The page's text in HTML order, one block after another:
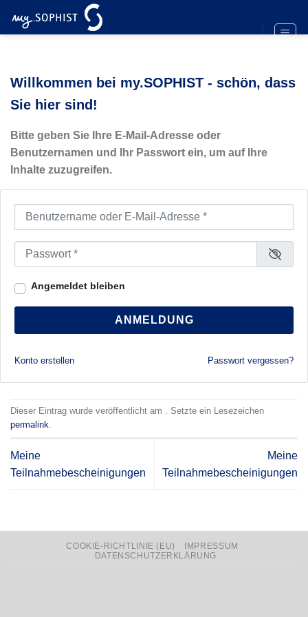
Inhalt
Willkommen bei my.SOPHIST - schön, dass
Sie hier sind!
Bitte geben Sie Ihre E-Mail-Adresse oder
Benutzernamen und Ihr Passwort ein, um auf Ihre
Inhalte zuzugreifen.
Benutzername oder E-Mail-Adresse
Passwort
Angemeldet bleiben
ANMELDUNG
Konto erstellen Passwort vergessen?
Dieser Eintrag wurde veröffentlicht am . Setzte ein Lesezeichen
permalink.
Meine
Teilnahmebescheinigungen
Meine
Teilnahmebescheinigungen
COOKIE-RICHTLINIE (EU)
IMPRESSUM
DATENSCHUTZERKLÄRUNG